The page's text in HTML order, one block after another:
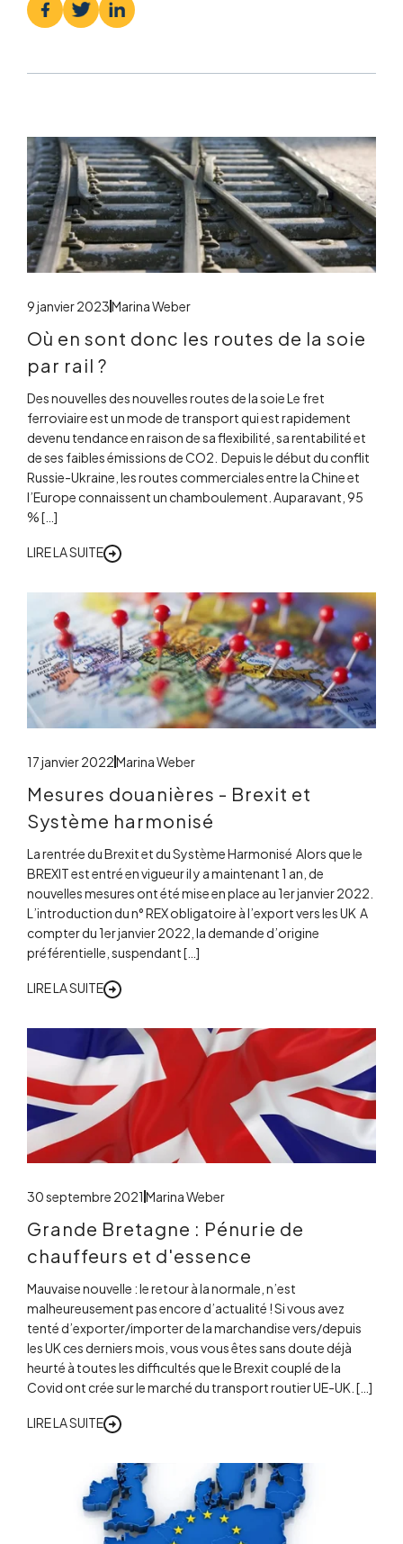
9 janvier 2023Marina Weber
Où en sont donc les routes de la soie
par rail ?
Des nouvelles des nouvelles routes de la soie Le fret
ferroviaire est un mode de transport qui est rapidement
devenu tendance en raison de sa flexibilité, sa rentabilité et
de ses faibles émissions de CO2. Depuis le début du conflit
Russie-Ukraine, les routes commerciales entre la Chine et
l’Europe connaissent un chamboulement. Auparavant, 95
% […]
LIRE LA SUITE
17 janvier 2022Marina Weber
Mesures douanières - Brexit et
Système harmonisé
La rentrée du Brexit et du Système Harmonisé Alors que le
BREXIT est entré en vigueur il y a maintenant 1 an, de
nouvelles mesures ont été mise en place au 1er janvier 2022.
L’introduction du n° REX obligatoire à l’export vers les UK A
compter du 1er janvier 2022, la demande d’origine
préférentielle, suspendant […]
LIRE LA SUITE
30 septembre 2021 Marina Weber
Grande Bretagne : Pénurie de
chauffeurs et d'essence
Mauvaise nouvelle : le retour à la normale, n’est
malheureusement pas encore d’actualité ! Si vous avez
tenté d’exporter/importer de la marchandise vers/depuis
les UK ces derniers mois, vous vous êtes sans doute déjà
heurté à toutes les difficultés que le Brexit couplé de la
Covid ont crée sur le marché du transport routier UE-UK. […]
LIRE LA SUITE